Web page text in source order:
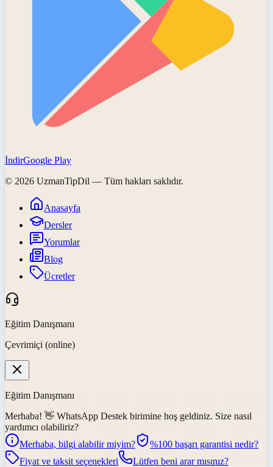
İndirGoogle Play
© 2026 UzmanTipDil — Tüm hakları saklıdır.
Anasayfa
Dersler
Yorumlar
Blog
Ücretler
Eğitim Danışmanı
Çevrimiçi (online)
Eğitim Danışmanı
Merhaba! 👋 WhatsApp Destek birimine hoş geldiniz. Size nasıl
yardımcı olabiliriz?
Merhaba, bilgi alabilir miyim?
%100 başarı garantisi nedir?
Fiyat ve taksit seçenekleri
Lütfen beni arar mısınız?